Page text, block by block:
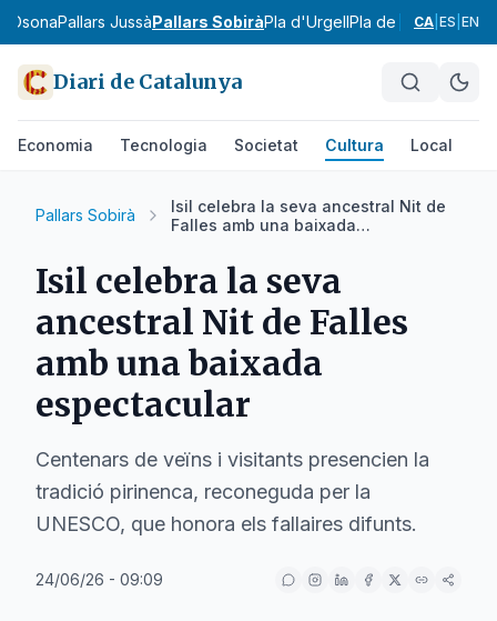
OsonaPallars JussàPallars SobiràPla d'UrgellPla de l'Estany
CA ES EN
Diari de Catalunya
Economia Tecnologia Societat Cultura Local
Pallars Sobirà
Isil celebra la seva ancestral Nit de
Falles amb una baixada
Isil celebra la seva
ancestral Nit de Falles
amb una baixada
espectacular
Centenars de veïns i visitants presencien la
tradició pirinenca, reconeguda per la
UNESCO, que honora els fallaires difunts.
24/06/26 - 09:09